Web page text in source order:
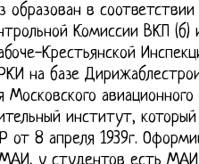
образован в
Комиссии ВКП (б)
Крестьянской
на базе
институт,
от 8 апреля 1939г.